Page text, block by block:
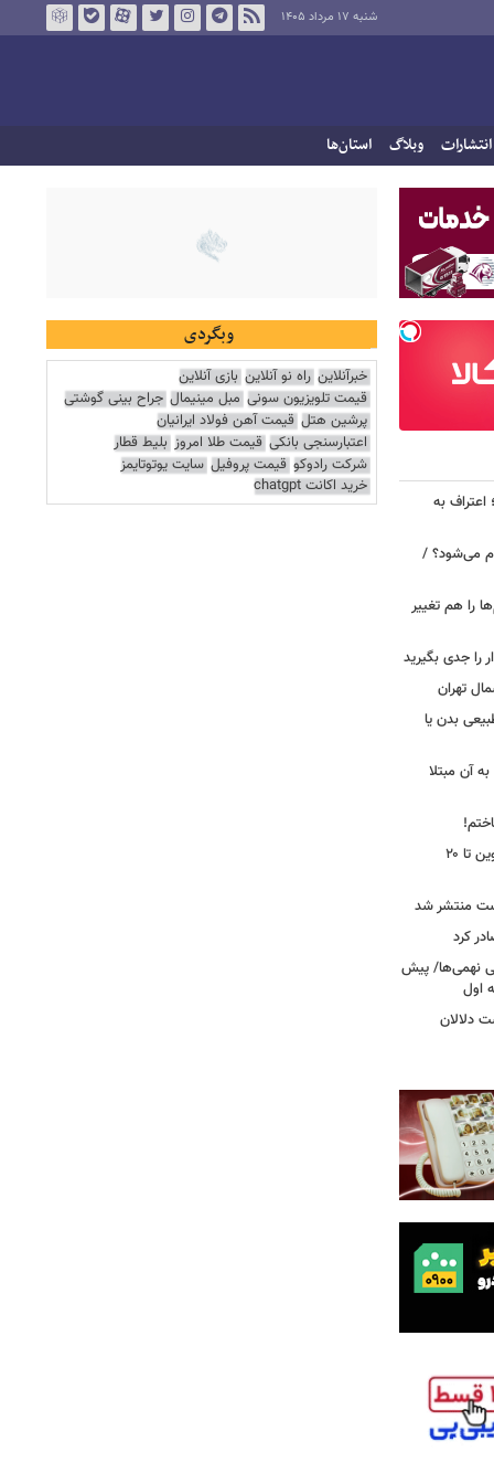
شنبه ۱۷ مرداد ۱۴۰۵
انتشارات وبلاگ استان‌ها
اعتراف به
می‌شود؟ /
را هم تغییر
جدی بگیرید
تهران
بدن یا
آن مبتلا
محدودیت تردد در آزادراه تهران کرج قزوین تا ۲۰
منتشر شد
کرد
نهمی‌ها/ پیش
دلالان
وبگردی
خبرآنلاین راه نو آنلاین بازی آنلاین
قیمت تلویزیون سونی مبل مینیمال جراح بینی گوشتی
پرشین هتل قیمت آهن فولاد ایرانیان
اعتبارسنجی بانکی قیمت طلا امروز بلیط قطار
شرکت رادوکو قیمت پروفیل سایت یوتوتایمز
خرید اکانت chatgpt